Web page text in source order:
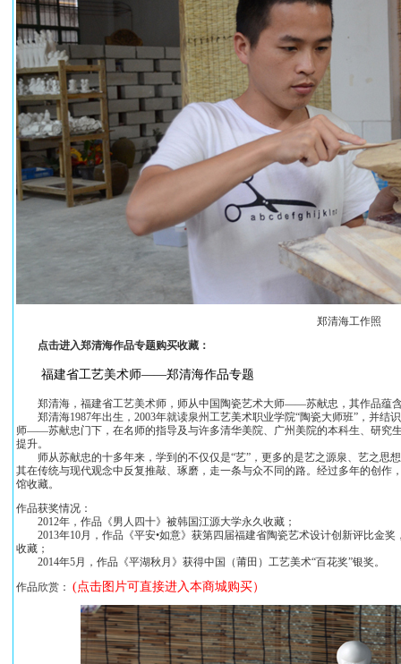
郑清海工作照
点击进入郑清海作品专题购买收藏：
福建省工艺美术师——郑清海作品专题
郑清海，福建省工艺美术师，师从中国陶瓷艺术大师——苏献忠，其作品蕴含
郑清海1987年出生，2003年就读泉州工艺美术职业学院“陶瓷大师班”，并结
师——苏献忠门下，在名师的指导及与许多清华美院、广州美院的本科生、研究
提升。
师从苏献忠的十多年来，学到的不仅仅是“艺”，更多的是艺之源泉、艺之思
其在传统与现代观念中反复推敲、琢磨，走一条与众不同的路。经过多年的创作
馆收藏。
作品获奖情况：
2012年，作品《男人四十》被韩国江源大学永久收藏；
2013年10月，作品《平安•如意》获第四届福建省陶瓷艺术设计创新评比金奖
收藏；
2014年5月，作品《平湖秋月》获得中国（莆田）工艺美术“百花奖”银奖。
作品欣赏： (点击图片可直接进入本商城购买）